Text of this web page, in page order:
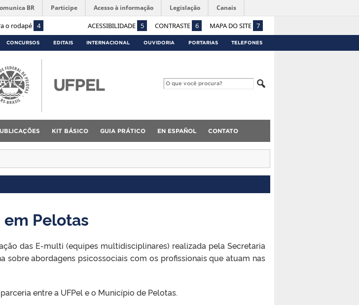
o rodapé 4 ACESSIBILIDADE 5 CONTRASTE 6 MAPA DO SITE 7
BR Participe Acesso à informação Legislação Canais
CONCURSOS EDITAIS INTERNACIONAL OUVIDORIA PORTARIAS TELEFONES
KIT BÁSICO GUIA PRÁTICO EN ESPAÑOL CONTATO
Pelotas
das E-multi (equipes multidisciplinares) realizada pela Secretaria
sobre abordagens psicossociais com os profissionais que atuam nas
entre a UFPel e o Município de Pelotas.